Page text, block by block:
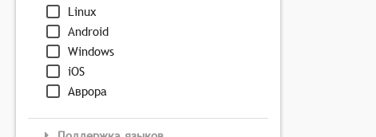
Linux
Android
Windows
iOS
Аврора